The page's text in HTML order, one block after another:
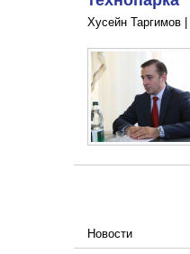
Хусейн Таргимов |
Новости